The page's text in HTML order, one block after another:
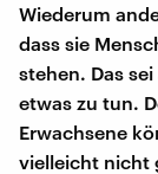
Wiederum
dass sie
stehen. Das
etwas zu tun.
Erwachsene
vielleicht nicht